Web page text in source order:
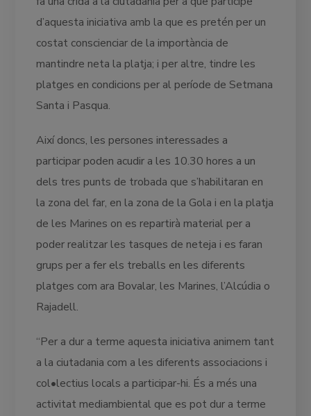
d’aquesta iniciativa amb la que es pretén per un
costat conscienciar de la importància de
mantindre neta la platja; i per altre, tindre les
platges en condicions per al període de Setmana
Santa i Pasqua.
Així doncs, les persones interessades a
participar poden acudir a les 10.30 hores a un
dels tres punts de trobada que s’habilitaran en
la zona del far, en la zona de la Gola i en la platja
de les Marines on es repartirà material per a
poder realitzar les tasques de neteja i es faran
grups per a fer els treballs en les diferents
platges com ara Bovalar, les Marines, l’Alcúdia o
Rajadell.
“Per a dur a terme aquesta iniciativa animem tant
a la ciutadania com a les diferents associacions i
col•lectius locals a participar-hi. És a més una
activitat mediambiental que es pot dur a terme